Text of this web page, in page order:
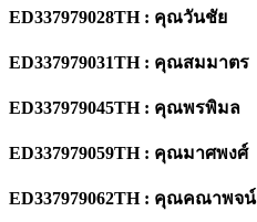
ED337979028TH : คุณวันชัย
ED337979031TH : คุณสมมาตร
ED337979045TH : คุณพรพิมล
ED337979059TH : คุณมาศพงศ์
ED337979062TH : คุณคณาพจน์